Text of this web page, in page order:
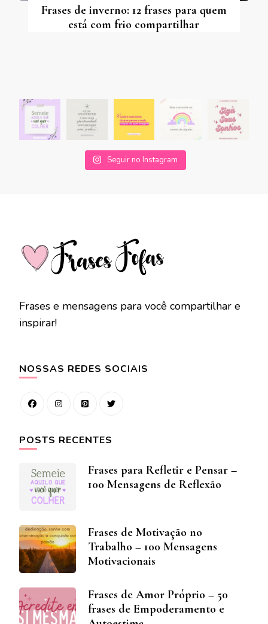
Frases de inverno: 12 frases para quem
está com frio compartilhar
Seguir no Instagram
Frases e mensagens para você compartilhar e
inspirar!
NOSSAS REDES SOCIAIS
POSTS RECENTES
Frases para Refletir e Pensar –
100 Mensagens de Reflexão
Frases de Motivação no
Trabalho – 100 Mensagens
Motivacionais
Frases de Amor Próprio – 50
frases de Empoderamento e